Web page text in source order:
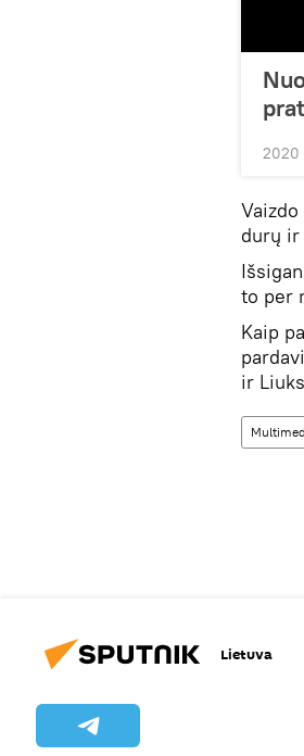
2020
durų
to per
Kaip
ir
Lietuva